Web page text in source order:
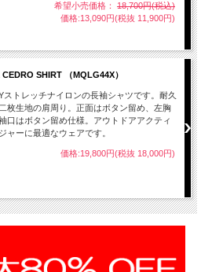
希望小売価格： 18,700円(税込)
価格:13,090円(税抜 11,900円)
SHIRT （MQLG44X）
ストレッチナイロンの長袖シャツです。耐久
枚生地の肩周り。正面はボタン留め、左胸
口はボタン留め仕様。アウトドアアクティ
ャーに最適なウェアです。
価格:19,800円(税抜 18,000円)